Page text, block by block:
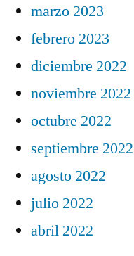
marzo 2023
febrero 2023
diciembre 2022
noviembre 2022
octubre 2022
septiembre 2022
agosto 2022
julio 2022
abril 2022